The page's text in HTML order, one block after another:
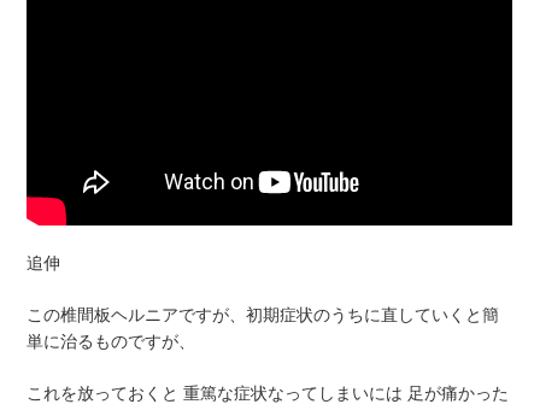
追伸
この椎間板ヘルニアですが、初期症状のうちに直していくと簡
単に治るものですが、
これを放っておくと 重篤な症状なってしまいには 足が痛かった